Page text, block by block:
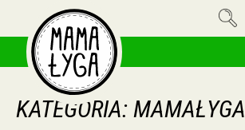
KATEGORIA: MAMAŁYGA